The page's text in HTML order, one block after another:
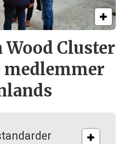
Cluster
medlemmer